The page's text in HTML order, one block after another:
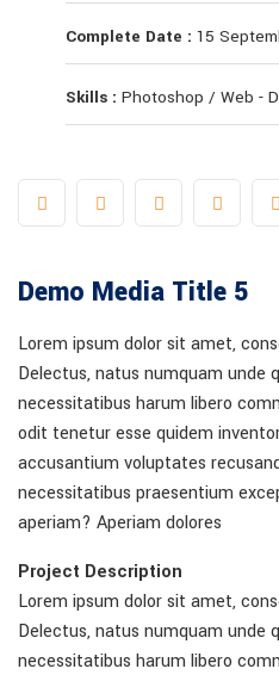
Complete Date : 15
Skills : Photoshop / Web -
Demo Media Title 5
Lorem ipsum dolor sit amet,
Delectus, natus numquam unde
necessitatibus harum libero
odit tenetur esse quidem
accusantium voluptates
necessitatibus praesentium
aperiam? Aperiam dolores
Project Description
Lorem ipsum dolor sit amet,
Delectus, natus numquam unde
necessitatibus harum libero